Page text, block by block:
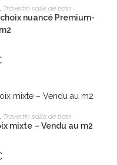
, Travertin salle de bain
nuancé Premium-
, Travertin salle de bain
mixte – Vendu au m2